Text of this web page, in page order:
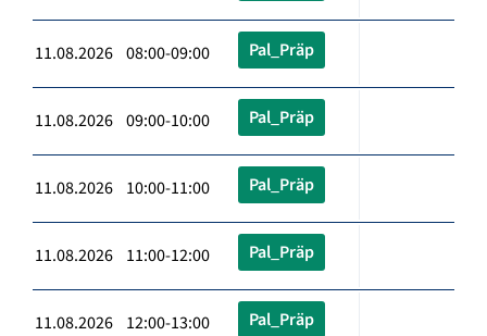
11.08.2026 08:00-09:00 Pal_Präp
11.08.2026 09:00-10:00 Pal_Präp
11.08.2026 10:00-11:00 Pal_Präp
11.08.2026 11:00-12:00 Pal_Präp
11.08.2026 12:00-13:00 Pal_Präp